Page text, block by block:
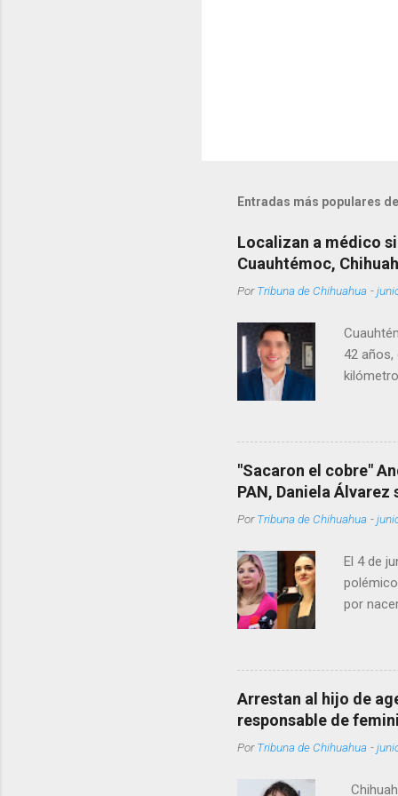
Entradas más populares
Localizan a médico
Cuauhtémoc,
PorTribuna de Chihuahua -
42 años,
Rotario
"Sacaron el cobre"
PAN, Daniela
PorTribuna de Chihuahua -
El 4 de
por
¿Qué tal
tendrá
favor,
han sido
Arrestan al hijo de
responsable de
PorTribuna de Chihuahua -